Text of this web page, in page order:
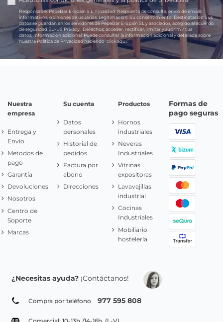
Responsable:PepeBar E-Spain S.L. Finalidad: Respuesta de consulta, envío de emails
informativos, opiniones de usuarios. Legitimación: Su consentimiento. Destinatarios:Sus
datos se guardan en los servidores de PepeBar E-Spain SL y asociados, acogido al acuerdo
de seguridad EU-US Privacy.
Derechos: acceder, rectificar, limitar y suprimir tus
datos.Información adicional:Puede consultar la información adicional y detallada sobre
nuestra Política de Privacidad haciendoclick aquí.
Nuestra
empresa
Entrega y
Envío
Metodos de
pago
Garantía
Devoluciones
Nosotros
Centro de
Soporte
Marcas
Su cuenta
Datos
personales
Historial de
pedidos
Factura por
abono
Direcciones
Productos
Hornos
industriales
Neveras
Industriales
Vitrinas
expositoras
Lavavajillas
industrial
Cocinas
Industriales
Mobiliario
hostelería
Formas de
pago seguras
¿Necesitas ayuda? ¡Contáctanos!
Compra por teléfono 977 595 808